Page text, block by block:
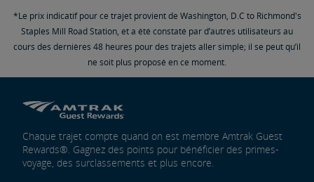
*Le prix indicatif pour ce trajet provient de Washington, D.C to Richmond's
Staples Mill Road Station, et a été constaté par d’autres utilisateurs au
cours des dernières 48 heures pour des trajets aller simple; il se peut qu’il
ne soit plus proposé en ce moment.
Chaque trajet compte quand on est membre Amtrak Guest
Rewards®. Gagnez des points pour bénéficier des primes-
voyage, des surclassements et plus encore.